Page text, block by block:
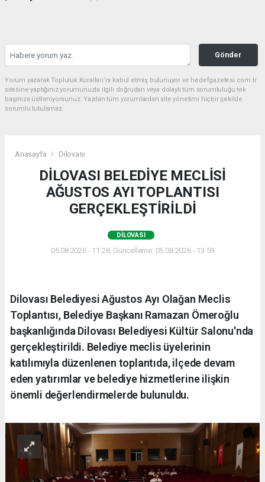
Gönder
Yorum yazarak Topluluk Kuralları’nı kabul etmiş bulunuyor ve hedefgazetesi.com.tr
sitesine yaptığınız yorumunuzla ilgili doğrudan veya dolaylı tüm sorumluluğu tek
başınıza üstleniyorsunuz. Yazılan tüm yorumlardan site yönetimi hiçbir şekilde
sorumlu tutulamaz.
Anasayfa Dilovası
DİLOVASI BELEDİYE MECLİSİ
AĞUSTOS AYI TOPLANTISI
GERÇEKLEŞTİRİLDİ
DILOVASI
05.08.2026 - 11:28, Güncelleme: 05.08.2026 - 13:59
Dilovası Belediyesi Ağustos Ayı Olağan Meclis
Toplantısı, Belediye Başkanı Ramazan Ömeroğlu
başkanlığında Dilovası Belediyesi Kültür Salonu'nda
gerçekleştirildi. Belediye meclis üyelerinin
katılımıyla düzenlenen toplantıda, ilçede devam
eden yatırımlar ve belediye hizmetlerine ilişkin
önemli değerlendirmelerde bulunuldu.